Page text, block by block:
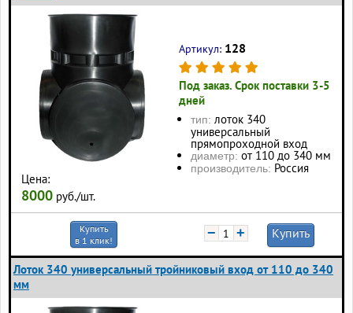
Цена:
8000 руб./шт.
Артикул: 128
Под заказ. Срок поставки 3-5
дней
тип: лоток 340
универсальный
прямопроходной вход
диаметр: от 110 до 340 мм
производитель: Россия
Купить
в 1 клик!
− + Купить
Лоток 340 универсальный тройниковый вход от 110 до 340
мм